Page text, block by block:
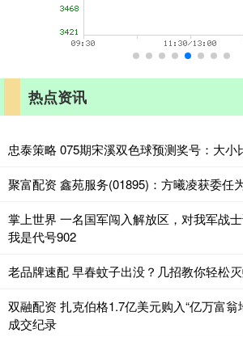
热点资讯
忠泰策略 075期宋溪双色球预测奖号：大小
聚富配资 鑫苑服务(01895)：方曦凌获委任
掌上世界 一名国军闯入解放区，对我军战
我是代号902
老品牌速配 早春蚊子出没？几招教你轻松
双融配资 扎克伯格1.7亿美元购入“亿万富翁
成交纪录